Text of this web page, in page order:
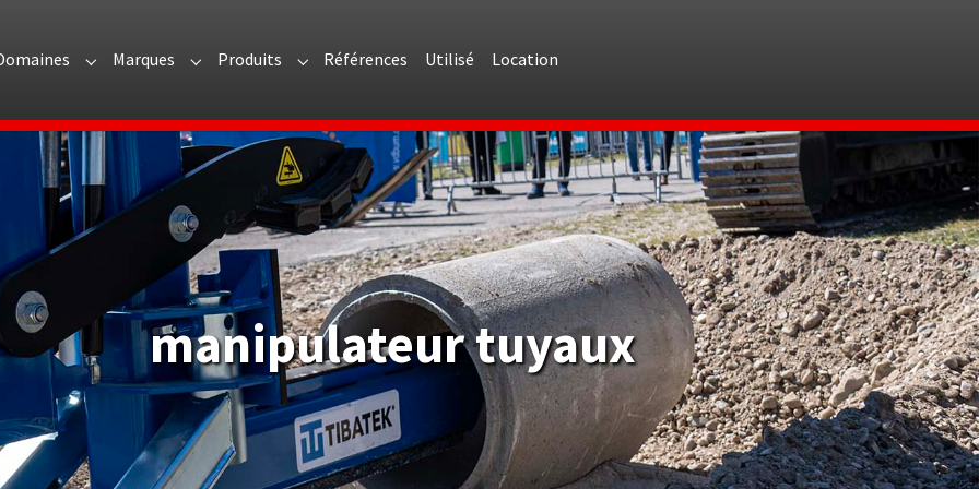
for "Présentation"
Submenu for "Domaines"
Marques Submenu for "Marques"
Produits Submenu for "Produits"
Références Utilisé Location
manipulateur tuyaux